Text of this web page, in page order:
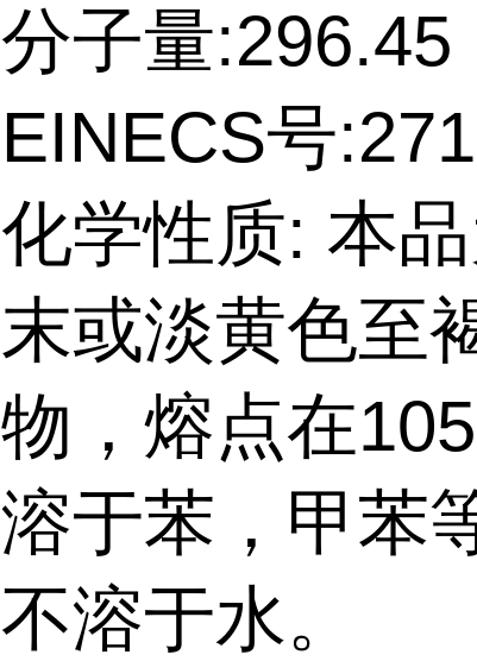
分子量:296.45
EINECS号
化学性质: 本
末或淡黄色至
物，熔点在
溶于苯，甲苯
不溶于水。